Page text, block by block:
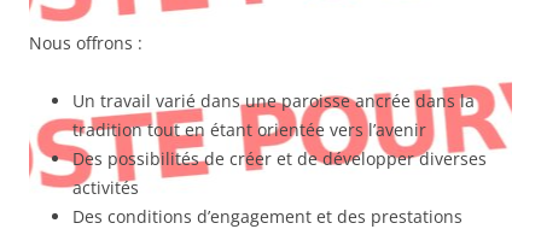
Nous offrons :
Un travail varié dans une paroisse ancrée dans la
tradition tout en étant orientée vers l’avenir
Des possibilités de créer et de développer diverses
activités
Des conditions d’engagement et des prestations